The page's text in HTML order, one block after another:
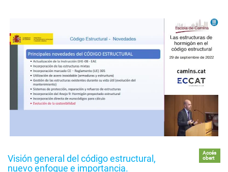
Visión general del código estructural,
nuevo enfoque e importancia.
Accés
obert